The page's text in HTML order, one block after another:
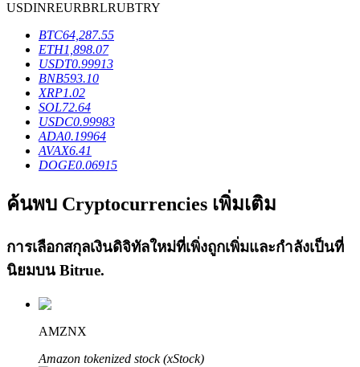
USDINREURBRLRUBTRY
BTC64,287.55
ETH1,898.07
USDT0.99913
BNB593.10
XRP1.02
SOL72.64
USDC0.99983
ADA0.19964
AVAX6.41
DOGE0.06915
ค้นพบ Cryptocurrencies เพิ่มเติม
การเลือกสกุลเงินดิจิทัลใหม่ที่เพิ่งถูกเพิ่มและกำลังเป็นที่
นิยมบน Bitrue.
AMZNX
Amazon tokenized stock (xStock)